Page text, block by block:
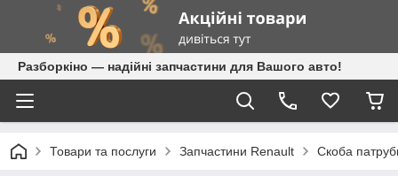
Разборкіно — надійні запчастини для Вашого авто!
Товари та послуги Запчастини Renault Скоба